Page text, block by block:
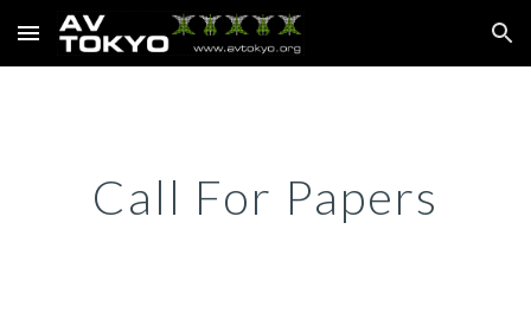
Skip to main content Skip to navigation
Call For Papers